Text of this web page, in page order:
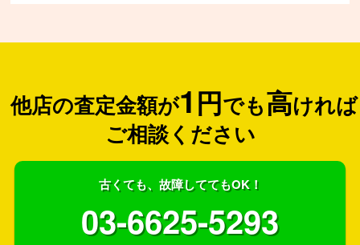
他店の査定金額が1円でも高ければ
ご相談ください
古くても、故障しててもOK！
03-6625-5293